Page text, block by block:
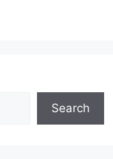
Search